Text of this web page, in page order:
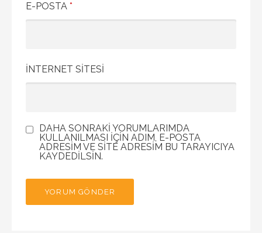
E-POSTA *
İNTERNET SITESI
DAHA SONRAKI YORUMLARIMDA
KULLANILMASI IÇIN ADIM, E-POSTA
ADRESIM VE SITE ADRESIM BU TARAYICIYA
KAYDEDILSIN.